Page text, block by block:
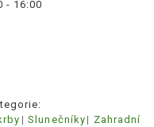
- 16:00
Slunečníky
Zahradní